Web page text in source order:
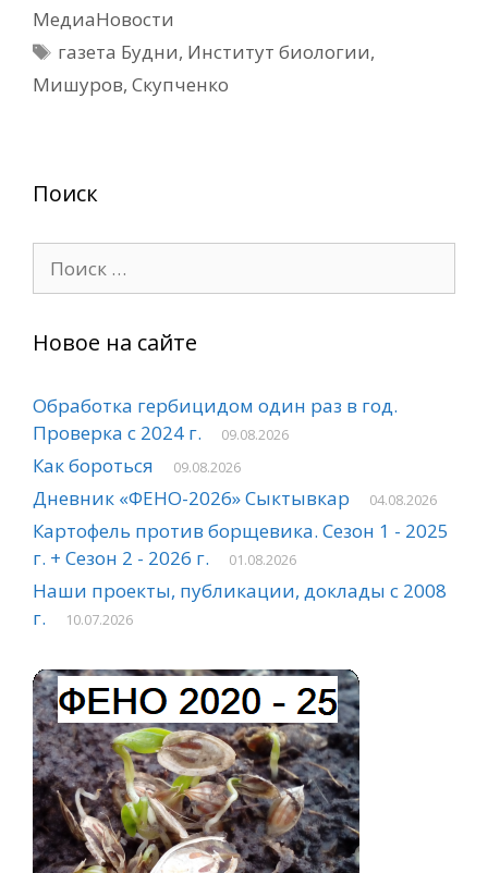
МедиаНовости
Метки
газета Будни, Институт биологии,
Мишуров, Скупченко
Поиск
Новое на сайте
Обработка гербицидом один раз в год.
Проверка с 2024 г.
09.08.2026
Как бороться 09.08.2026
Дневник «ФЕНО-2026» Сыктывкар 04.08.2026
Картофель против борщевика. Сезон 1 - 2025
г. + Сезон 2 - 2026 г.
01.08.2026
Наши проекты, публикации, доклады с 2008
г.
10.07.2026